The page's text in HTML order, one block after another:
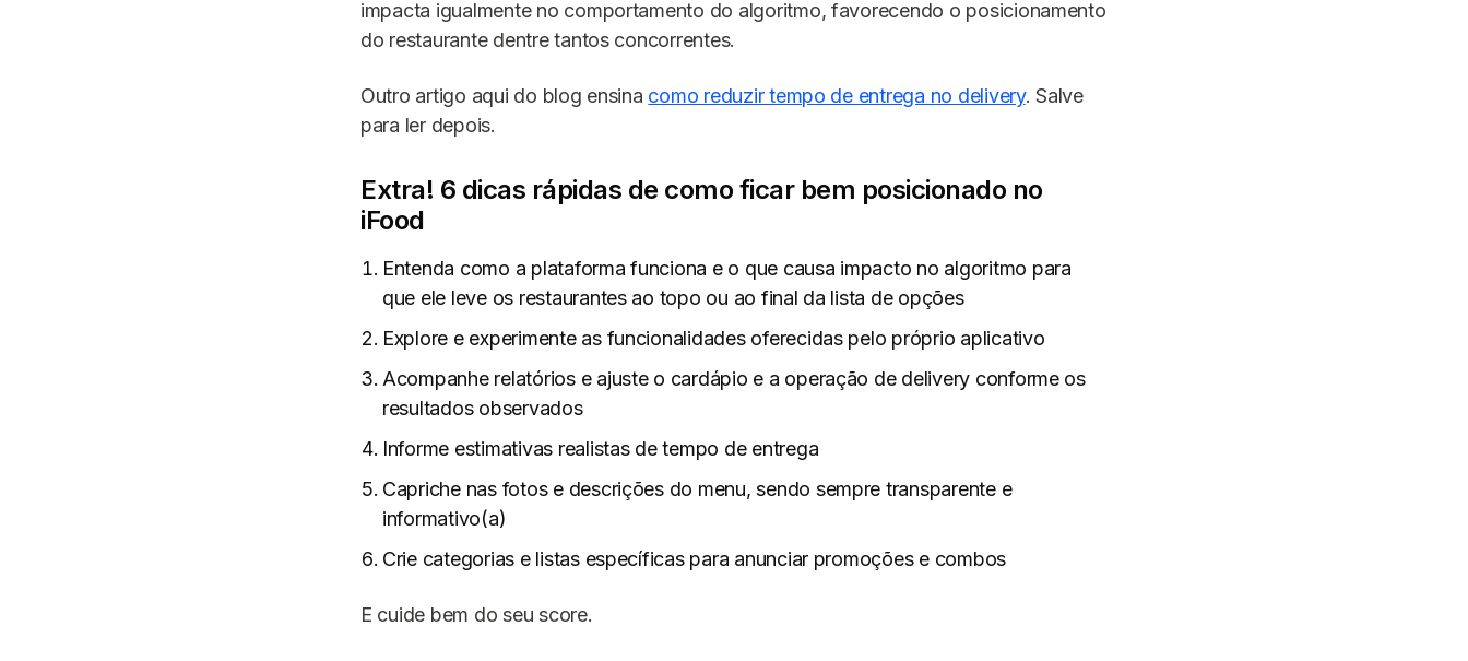
impacta igualmente no comportamento do algoritmo, favorecendo o posicionamento
do restaurante dentre tantos concorrentes.
Outro artigo aqui do blog ensina como reduzir tempo de entrega no delivery. Salve
para ler depois.
Extra! 6 dicas rápidas de como ficar bem posicionado no
iFood
Entenda como a plataforma funciona e o que causa impacto no algoritmo para
que ele leve os restaurantes ao topo ou ao final da lista de opções
Explore e experimente as funcionalidades oferecidas pelo próprio aplicativo
Acompanhe relatórios e ajuste o cardápio e a operação de delivery conforme os
resultados observados
Informe estimativas realistas de tempo de entrega
Capriche nas fotos e descrições do menu, sendo sempre transparente e
informativo(a)
Crie categorias e listas específicas para anunciar promoções e combos
E cuide bem do seu score.